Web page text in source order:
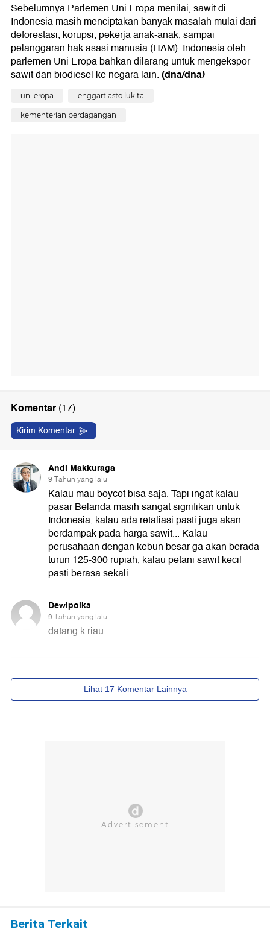
Sebelumnya Parlemen Uni Eropa menilai, sawit di
Indonesia masih menciptakan banyak masalah mulai dari
deforestasi, korupsi, pekerja anak-anak, sampai
pelanggaran hak asasi manusia (HAM). Indonesia oleh
parlemen Uni Eropa bahkan dilarang untuk mengekspor
sawit dan biodiesel ke negara lain.(dna/dna)
uni eropa enggartiasto lukita
kementerian perdagangan
Berita Terkait